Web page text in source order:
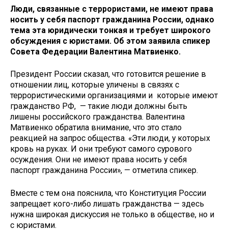
Люди, связанные с террористами, не имеют права
носить у себя паспорт гражданина России, однако
тема эта юридически тонкая и требует широкого
обсуждения с юристами. Об этом заявила спикер
Совета Федерации Валентина Матвиенко.
Президент России сказал, что готовится решение в
отношении лиц, которые уличены в связях с
террористическими организациями и которые имеют
гражданство РФ, — такие люди должны быть
лишены российского гражданства. Валентина
Матвиенко обратила внимание, что это стало
реакцией на запрос общества. «Эти люди, у которых
кровь на руках. И они требуют самого сурового
осуждения. Они не имеют права носить у себя
паспорт гражданина России», — отметила спикер.
Вместе с тем она пояснила, что Конституция России
запрещает кого-либо лишать гражданства — здесь
нужна широкая дискуссия не только в обществе, но и
с юристами.